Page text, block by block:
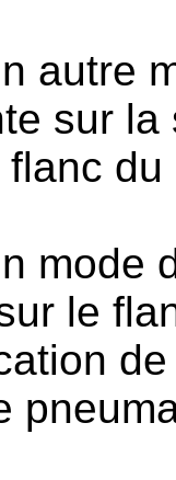
autre
sur
mode
le